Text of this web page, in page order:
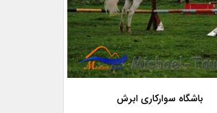
باشگاه سوارکاری ابرش